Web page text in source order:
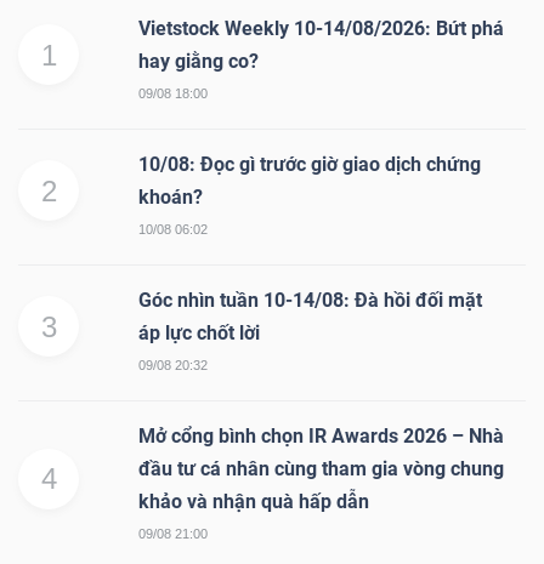
1
Vietstock Weekly 10-14/08/2026: Bứt phá
hay giằng co?
09/08 18:00
2
10/08: Đọc gì trước giờ giao dịch chứng
khoán?
10/08 06:02
3
Góc nhìn tuần 10-14/08: Đà hồi đối mặt
áp lực chốt lời
09/08 20:32
4
Mở cổng bình chọn IR Awards 2026 – Nhà
đầu tư cá nhân cùng tham gia vòng chung
khảo và nhận quà hấp dẫn
09/08 21:00